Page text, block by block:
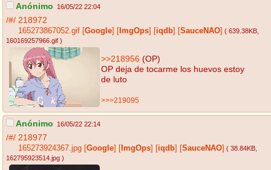
Anónimo 16/05/22 22:04
/#/ 218972
165273867052.gif Google ImgOps iqdb SauceNAO ( 639.38KB
160169257966.gif )
>>218956 (OP)
OP deja de tocarme los huevos estoy
de luto
>>>219095
Anónimo 16/05/22 22:14
/#/ 218977
165273924367.jpg Google ImgOps iqdb SauceNAO ( 38.84KB
162795923514.jpg )